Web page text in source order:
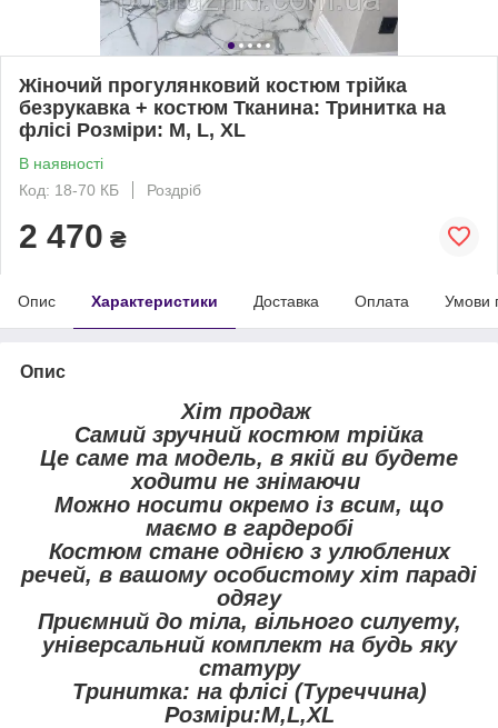
Жіночий прогулянковий костюм трійка
безрукавка + костюм Тканина: Тринитка на
флісі Розміри: M, L, XL
В наявності
Код: 18-70 КБ
Роздріб
2 470 ₴
Опис Характеристики Доставка Оплата Умови
Опис
Хіт продаж
Самий зручний костюм трійка
Це саме та модель, в якій ви будете
ходити не знімаючи
Можно носити окремо із всим, що
маємо в гардеробі
Костюм стане однією з улюблених
речей, в вашому особистому хіт параді
одягу
Приємний до тіла, вільного силуету,
універсальний комплект на будь яку
статуру
Тринитка: на флісі (Туреччина)
Розміри:M,L,XL